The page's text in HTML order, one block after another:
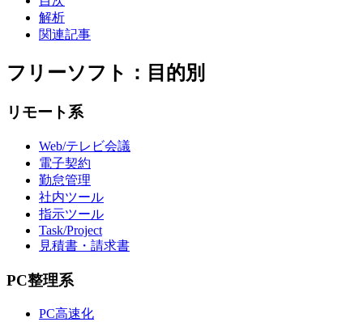
解析
関連記事
フリーソフト：目的別
リモート系
Web/テレビ会議
電子契約
勤怠管理
社内ツール
指示ツール
Task/Project
見積書・請求書
PC整理系
PC高速化